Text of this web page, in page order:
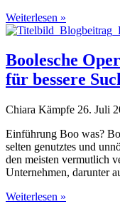
Weiterlesen »
Boolesche
für bessere
Chiara Kämpfe 26. Juli
Einführung Boo was?
selten genutztes und
den meisten vermutlich
Unternehmen, darunter
Weiterlesen »